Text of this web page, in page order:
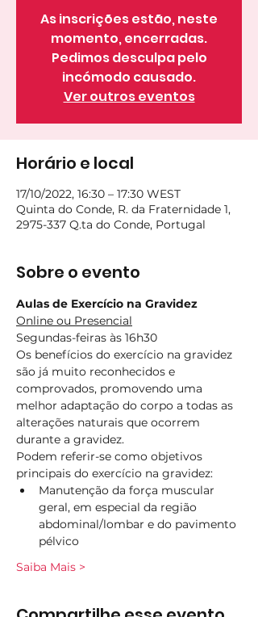
As inscrições estão, neste
momento, encerradas.
Pedimos desculpa pelo
incómodo causado.
Ver outros eventos
Horário e local
17/10/2022, 16:30 – 17:30 WEST
Quinta do Conde, R. da Fraternidade 1,
2975-337 Q.ta do Conde, Portugal
Sobre o evento
Aulas de Exercício na Gravidez
Online ou Presencial
Segundas-feiras às 16h30
Os benefícios do exercício na gravidez
são já muito reconhecidos e
comprovados, promovendo uma
melhor adaptação do corpo a todas as
alterações naturais que ocorrem
durante a gravidez.
Podem referir-se como objetivos
principais do exercício na gravidez:
Manutenção da força muscular
geral, em especial da região
abdominal/lombar e do pavimento
pélvico
Saiba Mais >